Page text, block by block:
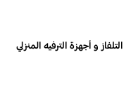
التلفاز و أجهزة الترفيه المنزلي